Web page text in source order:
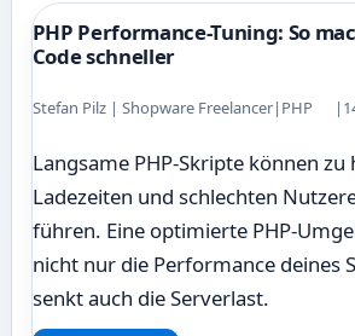
PHP Performance-Tuning: So
Code schneller
Stefan Pilz | Shopware Freelancer| PHP |
Langsame PHP-Skripte können zu
Ladezeiten und schlechten
führen. Eine optimierte PHP-
nicht nur die Performance deines
senkt auch die Serverlast.